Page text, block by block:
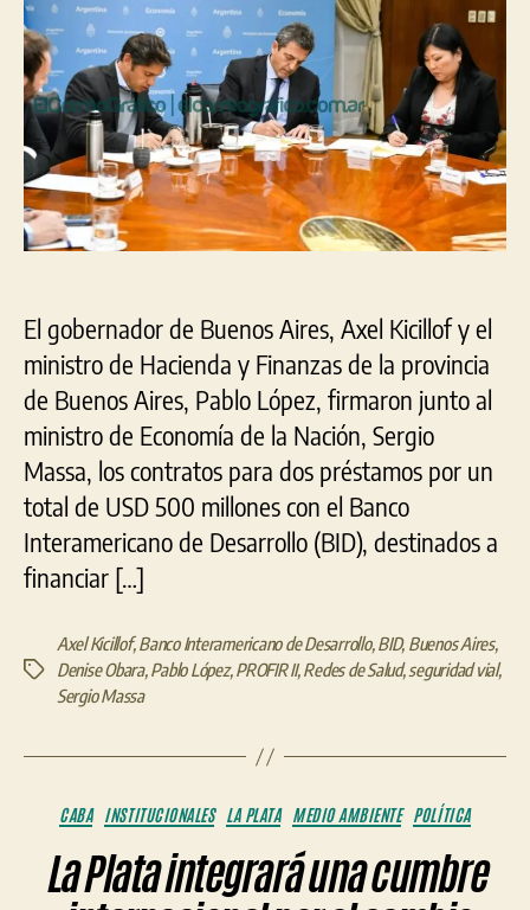
con
dos
préstamos
por
USD
500
M
para
salud
y
El gobernador de Buenos Aires, Axel Kicillof y el
ministro de Hacienda y Finanzas de la provincia
de Buenos Aires, Pablo López, firmaron junto al
ministro de Economía de la Nación, Sergio
Massa, los contratos para dos préstamos por un
total de USD 500 millones con el Banco
Interamericano de Desarrollo (BID), destinados a
financiar […]
Etiquetas
Axel Kicillof,Banco Interamericano de Desarrollo,BID, Buenos Aires,
Denise Obara,Pablo López,PROFIR II,Redes de Salud,seguridad vial,
Sergio Massa
Categorías
CABA INSTITUCIONALES LA PLATA MEDIO AMBIENTE POLÍTICA
La Plata integrará una cumbre